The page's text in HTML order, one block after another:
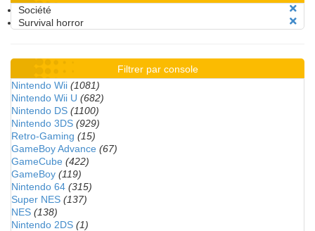
Société
Survival horror
Filtrer par console
Nintendo Wii (1081)
Nintendo Wii U (682)
Nintendo DS (1100)
Nintendo 3DS (929)
Retro-Gaming (15)
GameBoy Advance (67)
GameCube (422)
GameBoy (119)
Nintendo 64 (315)
Super NES (137)
NES (138)
Nintendo 2DS (1)